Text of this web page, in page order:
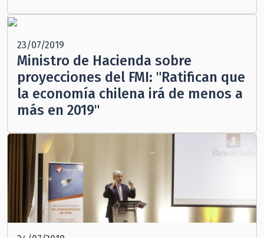
23/07/2019
Ministro de Hacienda sobre
proyecciones del FMI: "Ratifican que
la economía chilena irá de menos a
más en 2019"